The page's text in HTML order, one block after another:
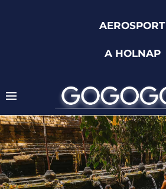
AEROSPORT
A HOLNAP